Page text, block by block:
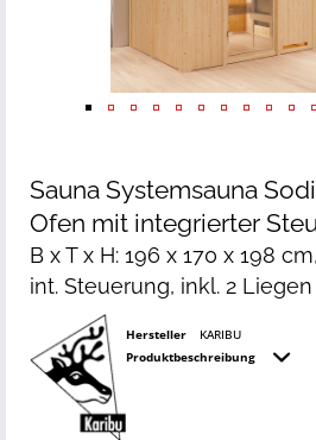
Sauna Systemsauna
Ofen mit integrierter
B x T x H: 196 x 170 x 198
int. Steuerung, inkl. 2 Liegen
Hersteller
KARIBU
Produktbeschreibung